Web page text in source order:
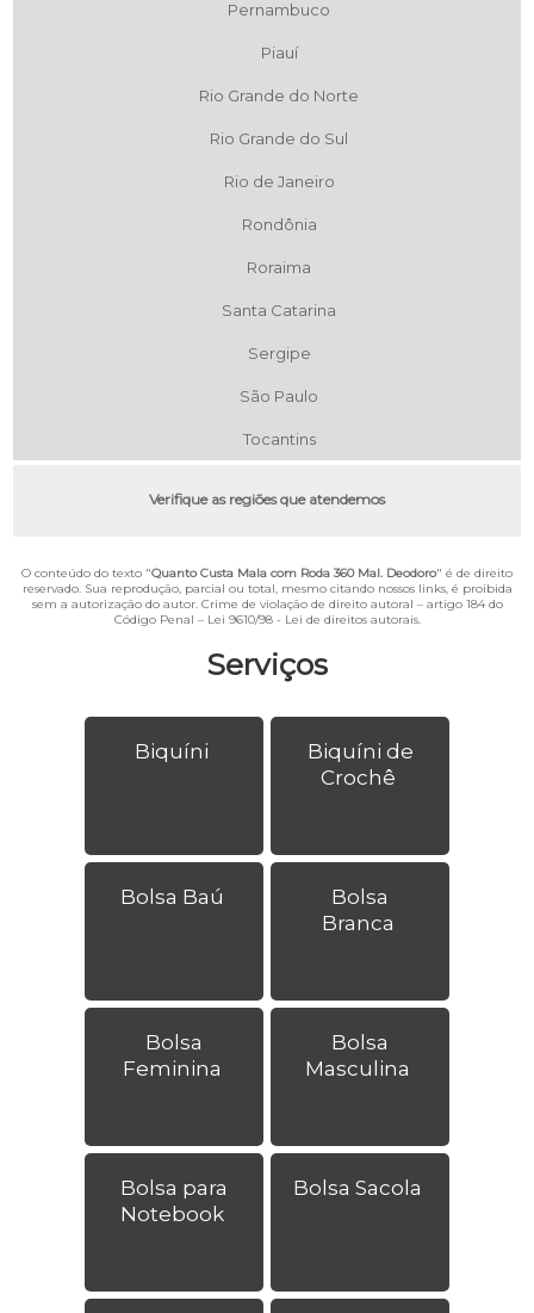
Serviços
Biquíni
Biquíni de
Crochê
Bolsa Baú
Bolsa
Branca
Bolsa
Feminina
Bolsa
Masculina
Bolsa para
Notebook
Bolsa Sacola
Pernambuco
Piauí
Rio Grande do Norte
Rio Grande do Sul
Rio de Janeiro
Rondônia
Roraima
Santa Catarina
Sergipe
São Paulo
Tocantins
Verifique as regiões que atendemos
O conteúdo do texto "Quanto Custa Mala com Roda 360 Mal. Deodoro" é de direito
reservado. Sua reprodução, parcial ou total, mesmo citando nossos links, é proibida
sem a autorização do autor. Crime de violação de direito autoral – artigo 184 do
Código Penal – Lei 9610/98 - Lei de direitos autorais.